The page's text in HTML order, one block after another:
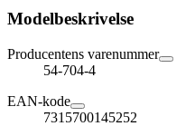
Modelbeskrivelse
Producentens varenummer
54-704-4
EAN-kode
7315700145252